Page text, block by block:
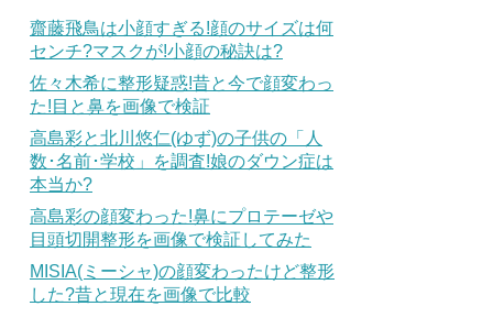
齋藤飛鳥は小顔すぎる!顔のサイズは何
センチ?マスクが!小顔の秘訣は?
佐々木希に整形疑惑!昔と今で顔変わっ
た!目と鼻を画像で検証
高島彩と北川悠仁(ゆず)の子供の「人
数･名前･学校」を調査!娘のダウン症は
本当か?
高島彩の顔変わった!鼻にプロテーゼや
目頭切開整形を画像で検証してみた
MISIA(ミーシャ)の顔変わったけど整形
した?昔と現在を画像で比較